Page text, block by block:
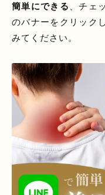
簡単にできる 、チェ
のバナーをクリック
みてください。